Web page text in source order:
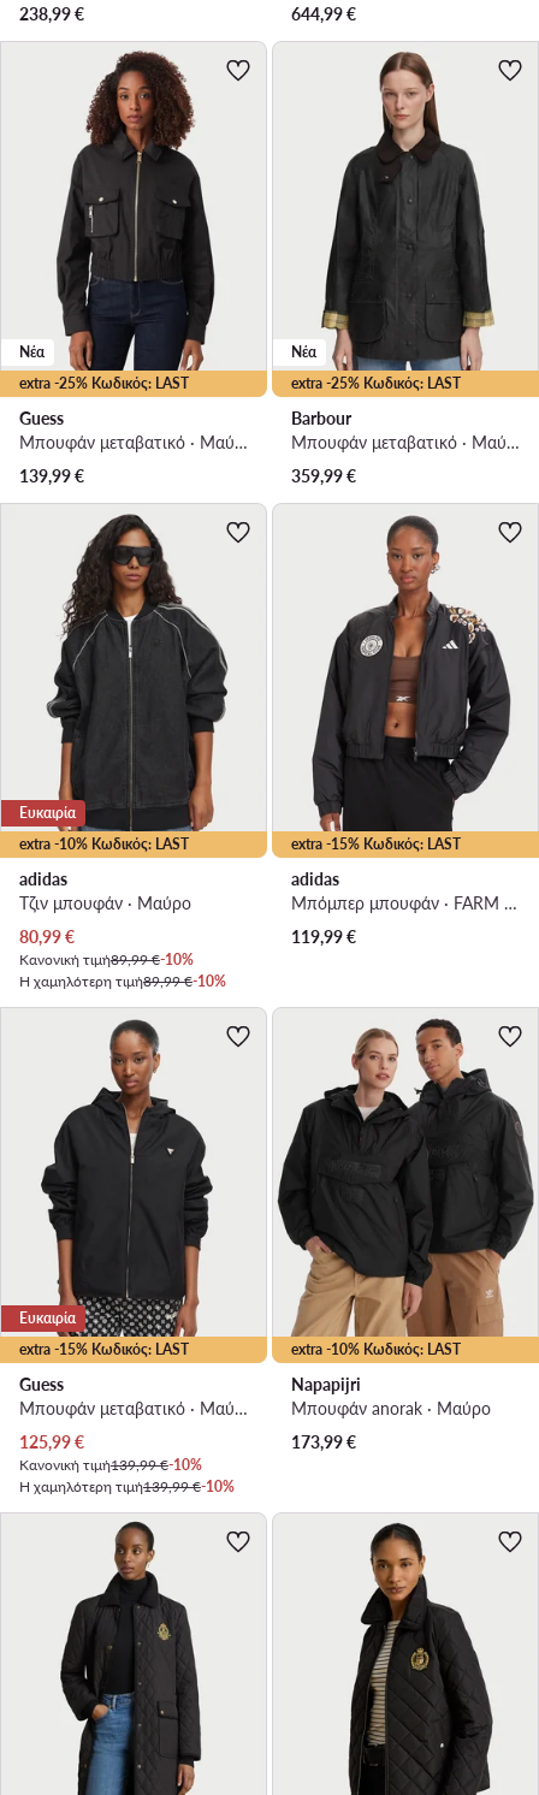
238,99€ 644,99€
extra -25% Κωδικός: LAST
Νέα
Guess
Μπουφάν μεταβατικό · Μαύρο
139,99€
extra -25% Κωδικός: LAST
Νέα
Barbour
Μπουφάν μεταβατικό · Μαύρο
359,99€
extra -10% Κωδικός: LAST
Ευκαιρία
adidas
Τζιν μπουφάν · Μαύρο
Τρέχουσα τιμή
80,99€
Κανονική τιμή89,99 €-10%
Η χαμηλότερη τιμή89,99 €-10%
extra -15% Κωδικός: LAST
adidas
Μπόμπερ μπουφάν · FARM Rio · Μαύρο
119,99€
extra -15% Κωδικός: LAST
Ευκαιρία
Guess
Μπουφάν μεταβατικό · Μαύρο
Τρέχουσα τιμή
125,99€
Κανονική τιμή139,99 €-10%
Η χαμηλότερη τιμή139,99 €-10%
extra -10% Κωδικός: LAST
Napapijri
Μπουφάν anorak · Μαύρο
173,99€